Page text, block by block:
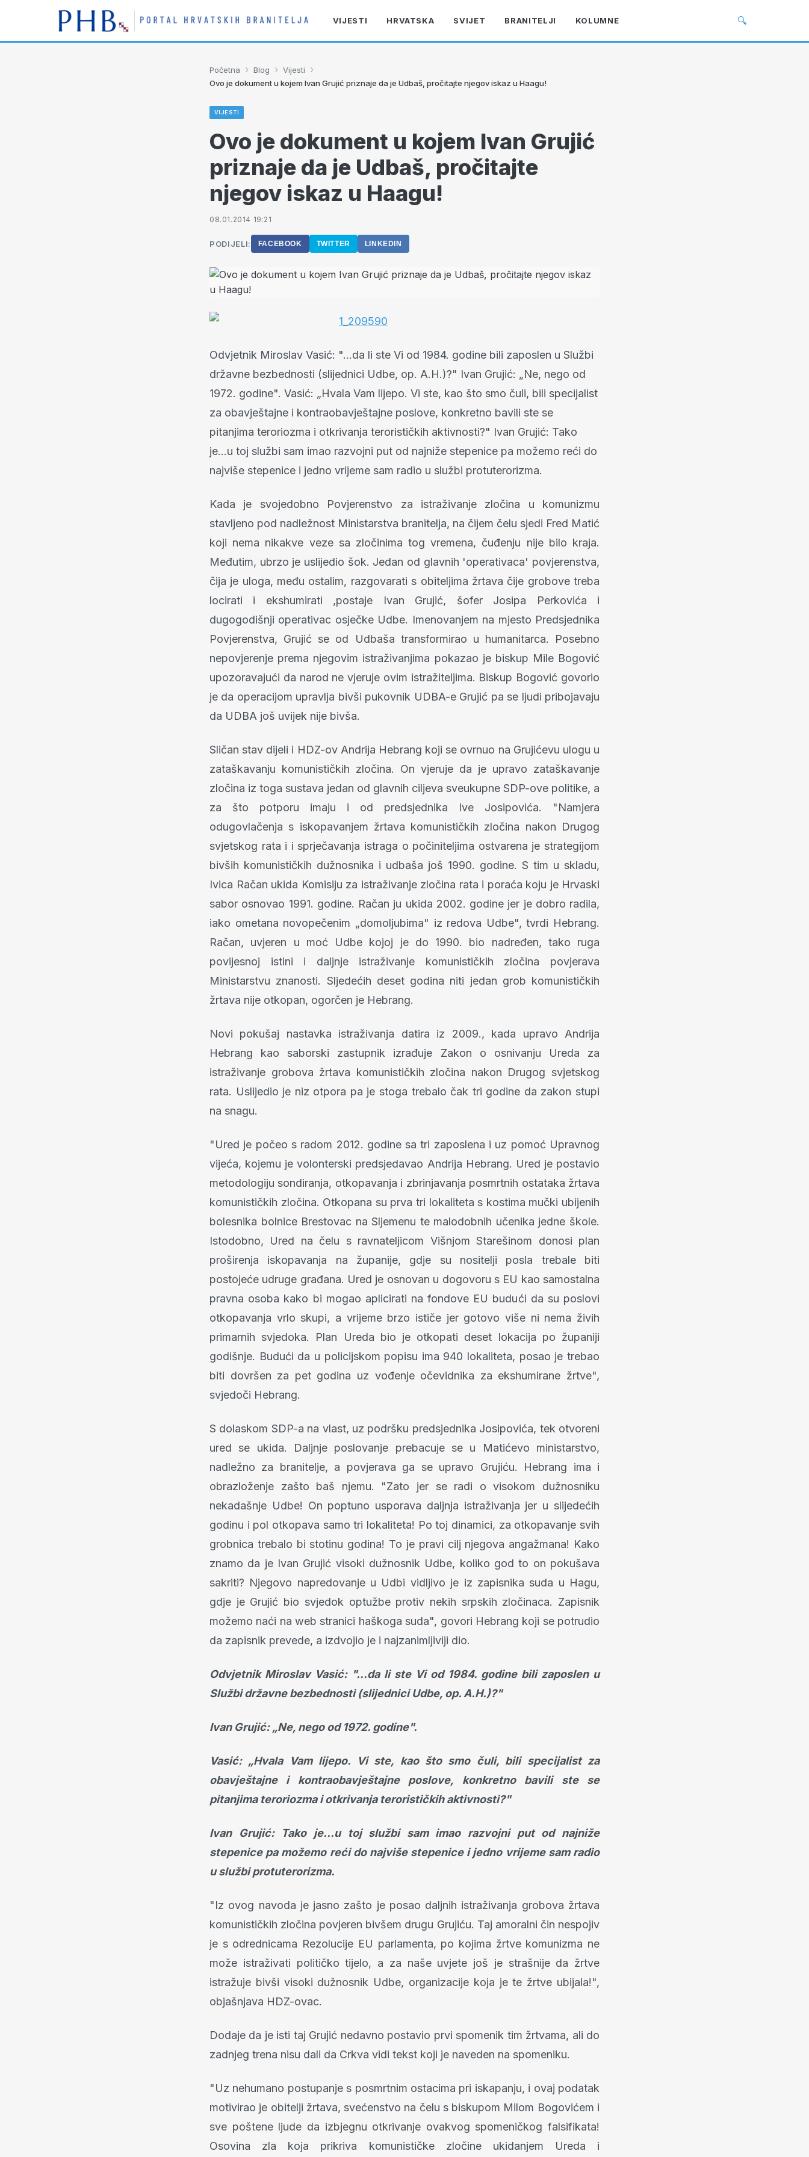
VIJESTI HRVATSKA SVIJET BRANITELJI KOLUMNE 🔍
Početna › Blog › Vijesti ›
Ovo je dokument u kojem Ivan Grujić priznaje da je Udbaš, pročitajte njegov iskaz u Haagu!
VIJESTI
Ovo je dokument u kojem Ivan Grujić
priznaje da je Udbaš, pročitajte
njegov iskaz u Haagu!
08.01.2014 19:21
PODIJELI: FACEBOOK TWITTER LINKEDIN
Odvjetnik Miroslav Vasić: "...da li ste Vi od 1984. godine bili zaposlen u Službi
državne bezbednosti (slijednici Udbe, op. A.H.)?" Ivan Grujić: „Ne, nego od
1972. godine". Vasić: „Hvala Vam lijepo. Vi ste, kao što smo čuli, bili specijalist
za obavještajne i kontraobavještajne poslove, konkretno bavili ste se
pitanjima teroriozma i otkrivanja terorističkih aktivnosti?" Ivan Grujić: Tako
je...u toj službi sam imao razvojni put od najniže stepenice pa možemo reći do
najviše stepenice i jedno vrijeme sam radio u službi protuterorizma.
Kada je svojedobno Povjerenstvo za istraživanje zločina u komunizmu
stavljeno pod nadležnost Ministarstva branitelja, na čijem čelu sjedi Fred Matić
koji nema nikakve veze sa zločinima tog vremena, čuđenju nije bilo kraja.
Međutim, ubrzo je uslijedio šok. Jedan od glavnih 'operativaca' povjerenstva,
čija je uloga, među ostalim, razgovarati s obiteljima žrtava čije grobove treba
locirati i ekshumirati ,postaje Ivan Grujić, šofer Josipa Perkovića i
dugogodišnji operativac osječke Udbe. Imenovanjem na mjesto Predsjednika
Povjerenstva, Grujić se od Udbaša transformirao u humanitarca. Posebno
nepovjerenje prema njegovim istraživanjima pokazao je biskup Mile Bogović
upozoravajući da narod ne vjeruje ovim istražiteljima. Biskup Bogović govorio
je da operacijom upravlja bivši pukovnik UDBA-e Grujić pa se ljudi pribojavaju
da UDBA još uvijek nije bivša.
Sličan stav dijeli i HDZ-ov Andrija Hebrang koji se ovrnuo na Grujićevu ulogu u
zataškavanju komunističkih zločina. On vjeruje da je upravo zataškavanje
zločina iz toga sustava jedan od glavnih ciljeva sveukupne SDP-ove politike, a
za što potporu imaju i od predsjednika Ive Josipovića. "Namjera
odugovlačenja s iskopavanjem žrtava komunističkih zločina nakon Drugog
svjetskog rata i i sprječavanja istraga o počiniteljima ostvarena je strategijom
bivših komunističkih dužnosnika i udbaša još 1990. godine. S tim u skladu,
Ivica Račan ukida Komisiju za istraživanje zločina rata i poraća koju je Hrvaski
sabor osnovao 1991. godine. Račan ju ukida 2002. godine jer je dobro radila,
iako ometana novopečenim „domoljubima" iz redova Udbe", tvrdi Hebrang.
Račan, uvjeren u moć Udbe kojoj je do 1990. bio nadređen, tako ruga
povijesnoj istini i daljnje istraživanje komunističkih zločina povjerava
Ministarstvu znanosti. Sljedećih deset godina niti jedan grob komunističkih
žrtava nije otkopan, ogorčen je Hebrang.
Novi pokušaj nastavka istraživanja datira iz 2009., kada upravo Andrija
Hebrang kao saborski zastupnik izrađuje Zakon o osnivanju Ureda za
istraživanje grobova žrtava komunističkih zločina nakon Drugog svjetskog
rata. Uslijedio je niz otpora pa je stoga trebalo čak tri godine da zakon stupi
na snagu.
"Ured je počeo s radom 2012. godine sa tri zaposlena i uz pomoć Upravnog
vijeća, kojemu je volonterski predsjedavao Andrija Hebrang. Ured je postavio
metodologiju sondiranja, otkopavanja i zbrinjavanja posmrtnih ostataka žrtava
komunističkih zločina. Otkopana su prva tri lokaliteta s kostima mučki ubijenih
bolesnika bolnice Brestovac na Sljemenu te malodobnih učenika jedne škole.
Istodobno, Ured na čelu s ravnateljicom Višnjom Starešinom donosi plan
proširenja iskopavanja na županije, gdje su nositelji posla trebale biti
postojeće udruge građana. Ured je osnovan u dogovoru s EU kao samostalna
pravna osoba kako bi mogao aplicirati na fondove EU budući da su poslovi
otkopavanja vrlo skupi, a vrijeme brzo ističe jer gotovo više ni nema živih
primarnih svjedoka. Plan Ureda bio je otkopati deset lokacija po županiji
godišnje. Budući da u policijskom popisu ima 940 lokaliteta, posao je trebao
biti dovršen za pet godina uz vođenje očevidnika za ekshumirane žrtve",
svjedoči Hebrang.
S dolaskom SDP-a na vlast, uz podršku predsjednika Josipovića, tek otvoreni
ured se ukida. Daljnje poslovanje prebacuje se u Matićevo ministarstvo,
nadležno za branitelje, a povjerava ga se upravo Grujiću. Hebrang ima i
obrazloženje zašto baš njemu. "Zato jer se radi o visokom dužnosniku
nekadašnje Udbe! On poptuno usporava daljnja istraživanja jer u slijedećih
godinu i pol otkopava samo tri lokaliteta! Po toj dinamici, za otkopavanje svih
grobnica trebalo bi stotinu godina! To je pravi cilj njegova angažmana! Kako
znamo da je Ivan Grujić visoki dužnosnik Udbe, koliko god to on pokušava
sakriti? Njegovo napredovanje u Udbi vidljivo je iz zapisnika suda u Hagu,
gdje je Grujić bio svjedok optužbe protiv nekih srpskih zločinaca. Zapisnik
možemo naći na web stranici haškoga suda", govori Hebrang koji se potrudio
da zapisnik prevede, a izdvojio je i najzanimljiviji dio.
Odvjetnik Miroslav Vasić: "...da li ste Vi od 1984. godine bili zaposlen u
Službi državne bezbednosti (slijednici Udbe, op. A.H.)?"
Ivan Grujić: „Ne, nego od 1972. godine".
Vasić: „Hvala Vam lijepo. Vi ste, kao što smo čuli, bili specijalist za
obavještajne i kontraobavještajne poslove, konkretno bavili ste se
pitanjima teroriozma i otkrivanja terorističkih aktivnosti?"
Ivan Grujić: Tako je...u toj službi sam imao razvojni put od najniže
stepenice pa možemo reći do najviše stepenice i jedno vrijeme sam radio
u službi protuterorizma.
"Iz ovog navoda je jasno zašto je posao daljnih istraživanja grobova žrtava
komunističkih zločina povjeren bivšem drugu Grujiću. Taj amoralni čin nespojiv
je s odrednicama Rezolucije EU parlamenta, po kojima žrtve komunizma ne
može istraživati političko tijelo, a za naše uvjete još je strašnije da žrtve
istražuje bivši visoki dužnosnik Udbe, organizacije koja je te žrtve ubijala!",
objašnjava HDZ-ovac.
Dodaje da je isti taj Grujić nedavno postavio prvi spomenik tim žrtvama, ali do
zadnjeg trena nisu dali da Crkva vidi tekst koji je naveden na spomeniku.
"Uz nehumano postupanje s posmrtnim ostacima pri iskapanju, i ovaj podatak
motivirao je obitelji žrtava, svećenstvo na čelu s biskupom Milom Bogovićem i
sve poštene ljude da izbjegnu otkrivanje ovakvog spomeničkog falsifikata!
Osovina zla koja prikriva komunističke zločine ukidanjem Ureda i